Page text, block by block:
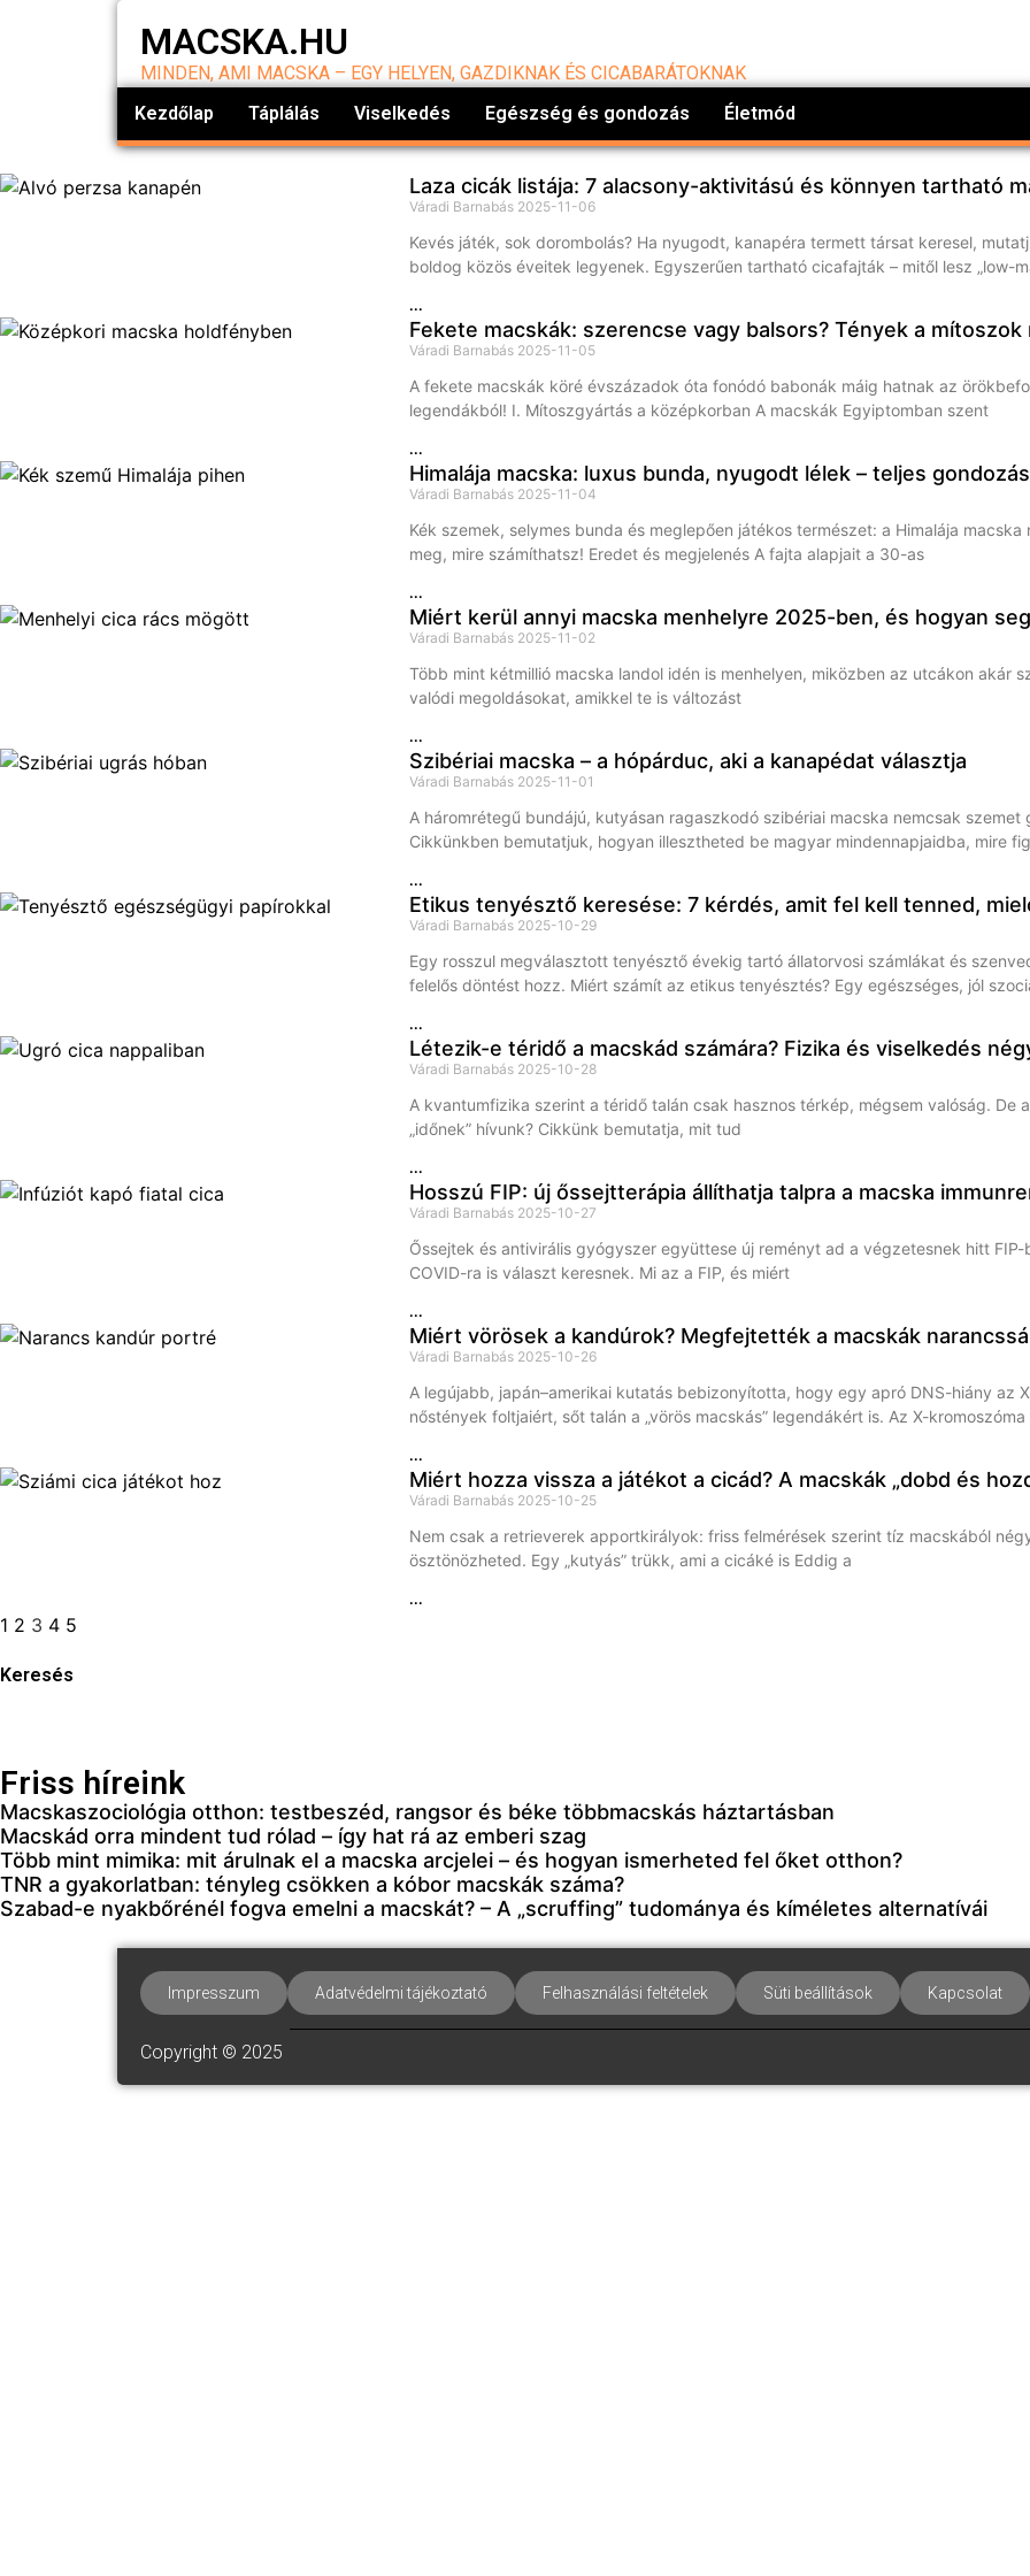
MACSKA.HU
MINDEN, AMI MACSKA – EGY HELYEN, GAZDIKNAK ÉS CICABARÁTOKNAK
Kezdőlap
Táplálás Viselkedés Egészség és gondozás Életmód
Laza cicák listája: 7 alacsony-aktivitású és könnyen tartható
Váradi Barnabás 2025-11-06
Kevés játék, sok dorombolás? Ha nyugodt, kanapéra termett társat keresel,
boldog közös éveitek legyenek. Egyszerűen tartható cicafajták – mitől lesz „low-
...
Fekete macskák: szerencse vagy balsors? Tények a
Váradi Barnabás 2025-11-05
A fekete macskák köré évszázadok óta fonódó babonák máig hatnak az
legendákból! I. Mítoszgyártás a középkorban A macskák Egyiptomban szent
...
Himalája macska: luxus bunda, nyugodt lélek – teljes
Váradi Barnabás 2025-11-04
Kék szemek, selymes bunda és meglepően játékos természet: a Himalája
meg, mire számíthatsz! Eredet és megjelenés A fajta alapjait a 30-as
...
Miért kerül annyi macska menhelyre 2025-ben, és hogyan
Váradi Barnabás 2025-11-02
Több mint kétmillió macska landol idén is menhelyen, miközben az utcákon akár
valódi megoldásokat, amikkel te is változást
...
Szibériai macska – a hópárduc, aki a kanapédat választja
Váradi Barnabás 2025-11-01
A háromrétegű bundájú, kutyásan ragaszkodó szibériai macska nemcsak
Cikkünkben bemutatjuk, hogyan illesztheted be magyar mindennapjaidba, mire
...
Etikus tenyésztő keresése: 7 kérdés, amit fel kell tenned,
Váradi Barnabás 2025-10-29
Egy rosszul megválasztott tenyésztő évekig tartó állatorvosi számlákat és
felelős döntést hozz. Miért számít az etikus tenyésztés? Egy egészséges, jól
...
Létezik-e téridő a macskád számára? Fizika és viselkedés
Váradi Barnabás 2025-10-28
A kvantumfizika szerint a téridő talán csak hasznos térkép, mégsem valóság.
„időnek” hívunk? Cikkünk bemutatja, mit tud
...
Hosszú FIP: új őssejtterápia állíthatja talpra a macska
Váradi Barnabás 2025-10-27
Őssejtek és antivirális gyógyszer együttese új reményt ad a végzetesnek hitt
COVID-ra is választ keresnek. Mi az a FIP, és miért
...
Miért vörösek a kandúrok? Megfejtették a macskák
Váradi Barnabás 2025-10-26
A legújabb, japán–amerikai kutatás bebizonyította, hogy egy apró DNS-hiány az
nőstények foltjaiért, sőt talán a „vörös macskás” legendákért is. Az X-kromoszóma
...
Miért hozza vissza a játékot a cicád? A macskák „dobd és
Váradi Barnabás 2025-10-25
Nem csak a retrieverek apportkirályok: friss felmérések szerint tíz macskából
ösztönözheted. Egy „kutyás” trükk, ami a cicáké is Eddig a
...
1 2 3 4 5
Keresés
Friss híreink
Macskaszociológia otthon: testbeszéd, rangsor és béke többmacskás háztartásban
Macskád orra mindent tud rólad – így hat rá az emberi szag
Több mint mimika: mit árulnak el a macska arcjelei – és hogyan ismerheted fel őket otthon?
TNR a gyakorlatban: tényleg csökken a kóbor macskák száma?
Szabad-e nyakbőrénél fogva emelni a macskát? – A „scruffing” tudománya és kíméletes alternatívái
Impresszum Adatvédelmi tájékoztató Felhasználási feltételek Süti beállítások Kapcsolat
Copyright © 2025